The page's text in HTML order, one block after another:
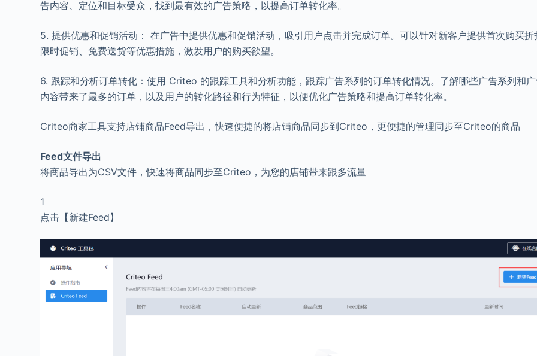
告内容、定位和目标受众，找到最有效的广告策略，以提高订单转化率。
5. 提供优惠和促销活动： 在广告中提供优惠和促销活动，吸引用户点击并完成订单。可以针对新客户提供首次购买折
限时促销、免费送货等优惠措施，激发用户的购买欲望。
6. 跟踪和分析订单转化：使用 Criteo 的跟踪工具和分析功能，跟踪广告系列的订单转化情况。了解哪些广告系列和
内容带来了最多的订单，以及用户的转化路径和行为特征，以便优化广告策略和提高订单转化率。
Criteo商家工具支持店铺商品Feed导出，快速便捷的将店铺商品同步到Criteo，更便捷的管理同步至Criteo的商品
Feed文件导出
将商品导出为CSV文件，快速将商品同步至Criteo，为您的店铺带来跟多流量
1
点击【新建Feed】